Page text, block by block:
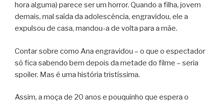
hora alguma) parece ser um horror. Quando a filha, jovem
demais, mal saída da adolescência, engravidou, ele a
expulsou de casa, mandou-a de volta para a mãe.
Contar sobre como Ana engravidou – o que o espectador
só fica sabendo bem depois da metade do filme – seria
spoiler. Mas é uma história tristíssima.
Assim, a moça de 20 anos e pouquinho que espera o